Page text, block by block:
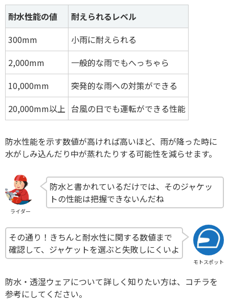
耐水性能の値
耐えられるレベル
300mm
小雨に耐えられる
2,000mm
一般的な雨でもへっちゃら
10,000mm
突発的な雨への対策ができる
20,000mm以上 台風の日でも運転ができる性能
防水性能を示す数値が高ければ高いほど、雨が降った時に
水がしみ込んだり中が蒸れたりする可能性を減らせます。
ライダー
防水と書かれているだけでは、そのジャケッ
トの性能は把握できないんだね
モトスポット
その通り！きちんと耐水性に関する数値まで
確認して、ジャケットを選ぶと失敗しにくいよ
防水・透湿ウェアについて詳しく知りたい方は、コチラを
参考にしてください。